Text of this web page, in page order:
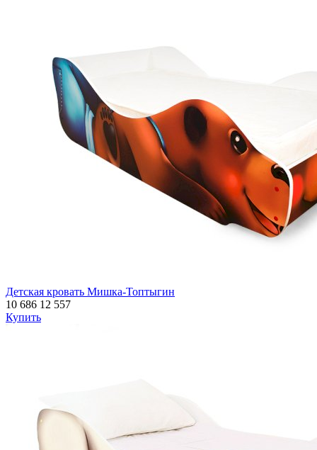
Детская кровать Мишка-Топтыгин
10 686 12 557
Купить